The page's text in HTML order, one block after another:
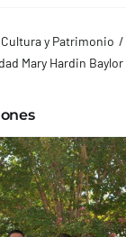
y Patrimonio
Mary Hardin